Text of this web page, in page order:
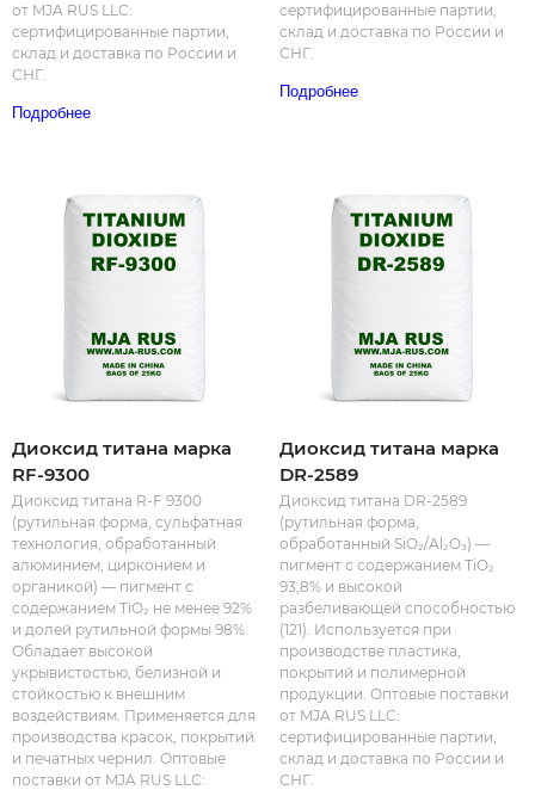
от MJA RUS LLC:
сертифицированные партии,
склад и доставка по России и
СНГ.
Подробнее
сертифицированные партии,
склад и доставка по России и
СНГ.
Подробнее
Диоксид титана марка
RF-9300
Диоксид титана R-F 9300
(рутильная форма, сульфатная
технология, обработанный
алюминием, цирконием и
органикой) — пигмент с
содержанием TiO₂ не менее 92%
и долей рутильной формы 98%.
Обладает высокой
укрывистостью, белизной и
стойкостью к внешним
воздействиям. Применяется для
производства красок, покрытий
и печатных чернил. Оптовые
поставки от MJA RUS LLC:
Диоксид титана марка
DR-2589
Диоксид титана DR-2589
(рутильная форма,
обработанный SiO₂/Al₂O₃) —
пигмент с содержанием TiO₂
93,8% и высокой
разбеливающей способностью
(121). Используется при
производстве пластика,
покрытий и полимерной
продукции. Оптовые поставки
от MJA RUS LLC:
сертифицированные партии,
склад и доставка по России и
СНГ.